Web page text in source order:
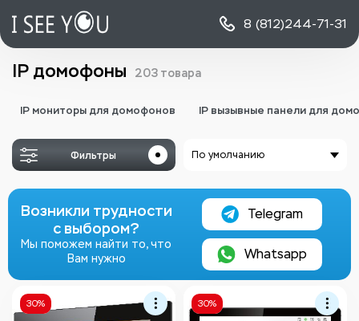
8 (812)244-71-31
IP домофоны 203 товара
IP мониторы для домофонов IP вызывные панели для
Фильтры По умолчанию
Возникли трудности
с выбором?
Мы поможем найти то, что
Вам нужно
Telegram
Whatsapp
30% 30%